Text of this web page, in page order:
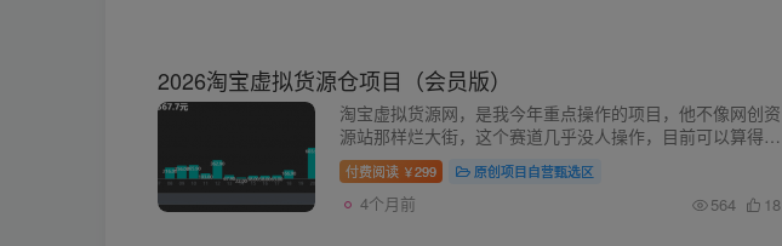
2026淘宝虚拟货源仓项目（会员版）
淘宝虚拟货源网，是我今年重点操作的项目，他不像网创资
源站那样烂大街，这个赛道几乎没人操作，目前可以算得上
是空白市场。 就算去搜索虚拟货源网，基本上都是那些网
创资源站在挂羊头卖狗肉，...
付费阅读 ￥299 原创项目自营甄选区
4个月前 564 18